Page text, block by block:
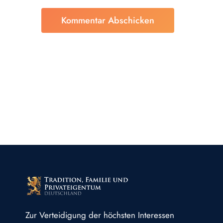
Zur Verteidigung der höchsten Interessen